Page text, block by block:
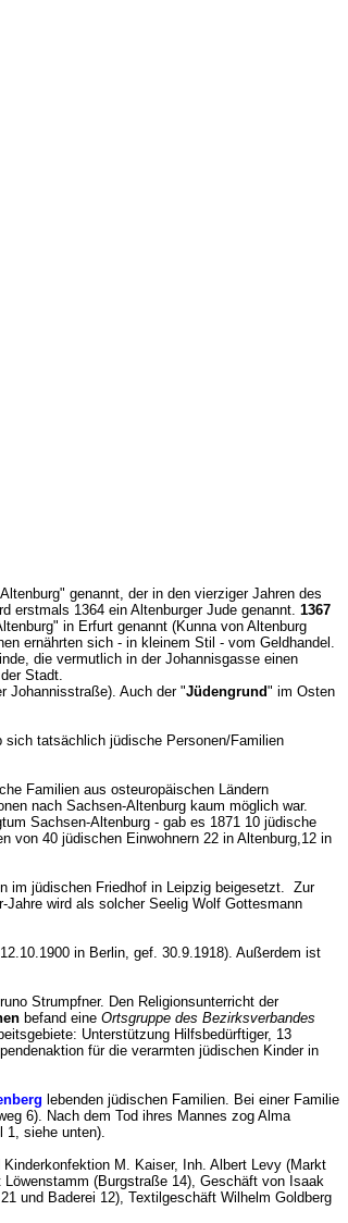
genannt, der in den vierziger Jahren des
erstmals 1364 ein Altenburger Jude genannt. 1367
in Erfurt genannt (Kunna von Altenburg
ernährten sich - in kleinem Stil - vom Geldhandel.
die vermutlich in der Johannisgasse einen
Stadt.
Johannisstraße). Auch der "Jüdengrund" im Osten
sich tatsächlich jüdische Personen/Familien
Familien aus osteuropäischen Ländern
nach Sachsen-Altenburg kaum möglich war.
Sachsen-Altenburg - gab es 1871 10 jüdische
von 40 jüdischen Einwohnern 22 in Altenburg,12 in
im jüdischen Friedhof in Leipzig beigesetzt. Zur
wird als solcher Seelig Wolf Gottesmann
in Berlin, gef. 30.9.1918). Außerdem ist
Strumpfner. Den Religionsunterricht der
befand eine Ortsgruppe des Bezirksverbandes
Unterstützung Hilfsbedürftiger, 13
für die verarmten jüdischen Kinder in
lebenden jüdischen Familien. Bei einer Familie
6). Nach dem Tod ihres Mannes zog Alma
1, siehe unten).
M. Kaiser, Inh. Albert Levy (Markt
(Burgstraße 14), Geschäft von Isaak
und Baderei 12), Textilgeschäft Wilhelm Goldberg